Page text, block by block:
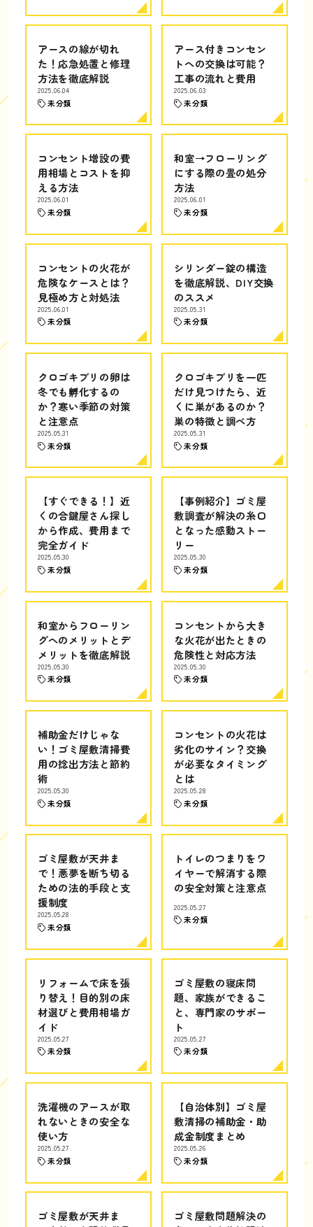
アースの線が切れ
た！応急処置と修理
方法を徹底解説
2025.06.04
未分類
アース付きコンセン
トへの交換は可能？
工事の流れと費用
2025.06.03
未分類
コンセント増設の費
用相場とコストを抑
える方法
2025.06.01
未分類
和室→フローリング
にする際の畳の処分
方法
2025.06.01
未分類
コンセントの火花が
危険なケースとは？
見極め方と対処法
2025.06.01
未分類
シリンダー錠の構造
を徹底解説、DIY交換
のススメ
2025.05.31
未分類
クロゴキブリの卵は
冬でも孵化するの
か？寒い季節の対策
と注意点
2025.05.31
未分類
クロゴキブリを一匹
だけ見つけたら、近
くに巣があるのか？
巣の特徴と調べ方
2025.05.31
未分類
【すぐできる！】近
くの合鍵屋さん探し
から作成、費用まで
完全ガイド
2025.05.30
未分類
【事例紹介】ゴミ屋
敷調査が解決の糸口
となった感動ストー
リー
2025.05.30
未分類
和室からフローリン
グへのメリットとデ
メリットを徹底解説
2025.05.30
未分類
コンセントから大き
な火花が出たときの
危険性と対応方法
2025.05.30
未分類
補助金だけじゃな
い！ゴミ屋敷清掃費
用の捻出方法と節約
術
2025.05.30
未分類
コンセントの火花は
劣化のサイン？交換
が必要なタイミング
とは
2025.05.28
未分類
ゴミ屋敷が天井ま
で！悪夢を断ち切る
ための法的手段と支
援制度
2025.05.28
未分類
トイレのつまりをワ
イヤーで解消する際
の安全対策と注意点
2025.05.27
未分類
リフォームで床を張
り替え！目的別の床
材選びと費用相場ガ
イド
2025.05.27
未分類
ゴミ屋敷の寝床問
題、家族ができるこ
と、専門家のサポー
ト
2025.05.27
未分類
洗濯機のアースが取
れないときの安全な
使い方
2025.05.27
未分類
【自治体別】ゴミ屋
敷清掃の補助金・助
成金制度まとめ
2025.05.26
未分類
ゴミ屋敷が天井ま
ゴミ屋敷問題解決の